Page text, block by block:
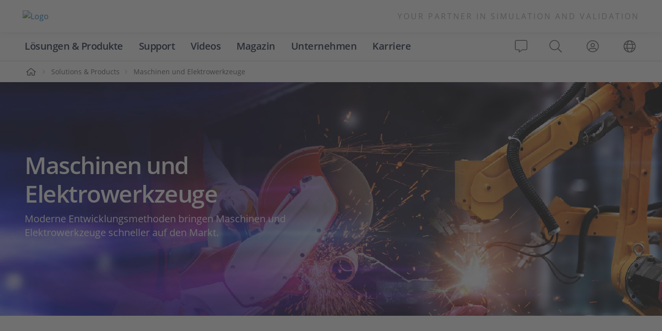
YOUR PARTNER IN SIMULATION AND VALIDATION
Lösungen & Produkte Support Videos Magazin Unternehmen Karriere
Solutions & Products Maschinen und Elektrowerkzeuge
Maschinen und
Elektrowerkzeuge
Moderne Entwicklungsmethoden bringen Maschinen und
Elektrowerkzeuge schneller auf den Markt.